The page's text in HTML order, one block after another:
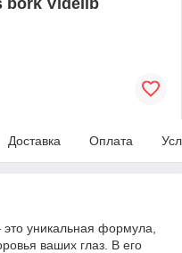
Доставка Оплата
уникальная формула,
ваших глаз. В его